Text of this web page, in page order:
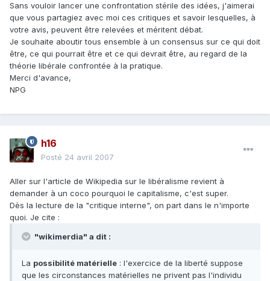
Sans vouloir lancer une confrontation stérile des idées, j'aimerai
que vous partagiez avec moi ces critiques et savoir lesquelles, à
votre avis, peuvent être relevées et méritent débat.
Je souhaite aboutir tous ensemble à un consensus sur ce qui doit
être, ce qui pourrait être et ce qui devrait être, au regard de la
théorie libérale confrontée à la pratique.
Merci d'avance,
NPG
h16
Posté 24 avril 2007
Aller sur l'article de Wikipedia sur le libéralisme revient à
demander à un coco pourquoi le capitalisme, c'est super.
Dès la lecture de la "critique interne", on part dans le n'importe
quoi. Je cite :
"wikimerdia" a dit :
La possibilité matérielle : l'exercice de la liberté suppose
que les circonstances matérielles ne privent pas l'individu